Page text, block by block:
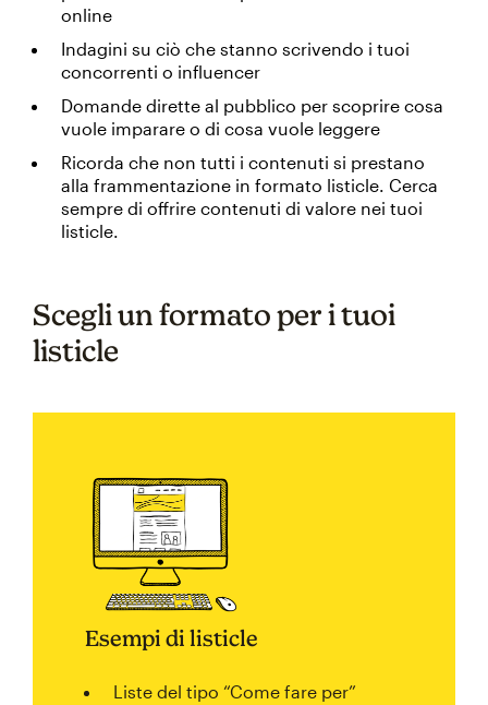
online
Indagini su ciò che stanno scrivendo i tuoi
concorrenti o influencer
Domande dirette al pubblico per scoprire cosa
vuole imparare o di cosa vuole leggere
Ricorda che non tutti i contenuti si prestano
alla frammentazione in formato listicle. Cerca
sempre di offrire contenuti di valore nei tuoi
listicle.
Scegli un formato per i tuoi
listicle
Esempi di listicle
Liste del tipo “Come fare per”